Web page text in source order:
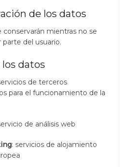
de los datos
conservarán mientras no se
parte del usuario.
datos
de terceros
para el funcionamiento de la
de análisis web
: servicios de alojamiento